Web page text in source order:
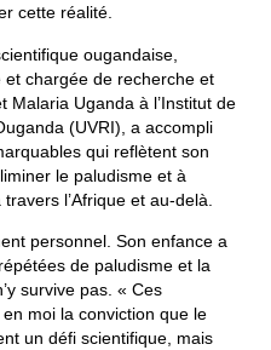
cette réalité.
ougandaise,
chargée de recherche et
Malaria Uganda à l’Institut de
(UVRI), a accompli
qui reflètent son
le paludisme et à
l’Afrique et au-delà.
personnel. Son enfance a
de paludisme et la
survive pas. « Ces
moi la conviction que le
un défi scientifique, mais